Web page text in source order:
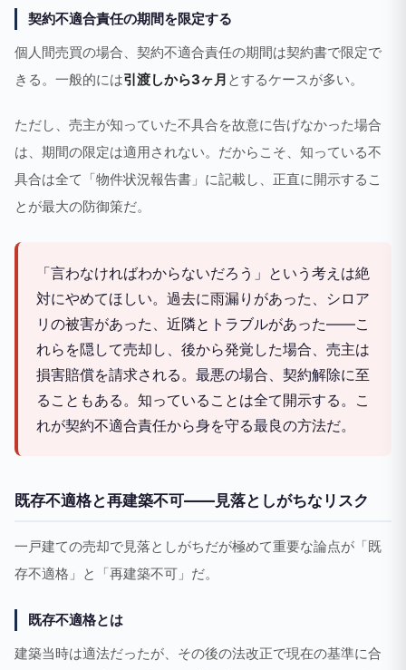
契約不適合責任の期間を限定する
個人間売買の場合、契約不適合責任の期間は契約書で限定で
きる。一般的には引渡しから3ヶ月 とするケースが多い。
ただし、売主が知っていた不具合を故意に告げなかった場合
は、期間の限定は適用されない。だからこそ、知っている不
具合は全て「物件状況報告書」に記載し、正直に開示するこ
とが最大の防御策だ。
「言わなければわからないだろう」という考えは絶
対にやめてほしい。過去に雨漏りがあった、シロア
リの被害があった、近隣とトラブルがあった——こ
れらを隠して売却し、後から発覚した場合、売主は
損害賠償を請求される。最悪の場合、契約解除に至
ることもある。知っていることは全て開示する。こ
れが契約不適合責任から身を守る最良の方法だ。
既存不適格と再建築不可——見落としがちなリスク
一戸建ての売却で見落としがちだが極めて重要な論点が「既
存不適格」と「再建築不可」だ。
既存不適格とは
建築当時は適法だったが、その後の法改正で現在の基準に合